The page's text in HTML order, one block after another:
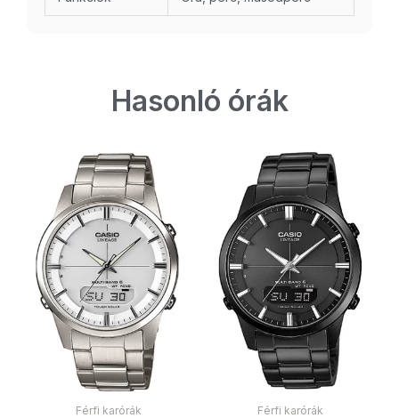
Hasonló órák
Férfi karórák Férfi karórák